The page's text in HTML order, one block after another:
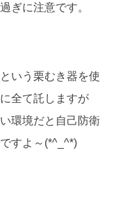
ぎに注意です。
いう栗むき器を使
全て託しますが
環境だと自己防衛
すよ～(*^_^*)